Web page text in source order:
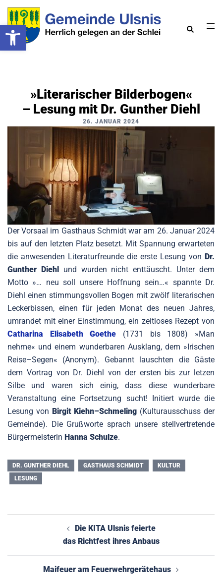
Zum
Inhalt
springen
Suche
»Literarischer Bilderbogen«
– Lesung mit Dr. Gunther Diehl
26. JANUAR 2024
Der Vorsaal im Gasthaus Schmidt war am 26. Januar 2024
bis auf den letzten Platz besetzt. Mit Spannung erwarteten
die anwesenden Literaturfreunde die erste Lesung von Dr.
Gunther Diehlund wurden nicht enttäuscht. Unter dem
Motto »… neu soll unsere Hoffnung sein…« spannte Dr.
Diehl einen stimmungsvollen Bogen mit zwölf literarischen
Leckerbissen, einen für jeden Monat des neuen Jahres,
umrandet mit einer Einstimmung, ein zeitloses Rezept von
Catharina Elisabeth Goethe (1731 bis 1808) »Man
nehme« und einem wunderbaren Ausklang, dem »Irischen
Reise–Segen« (Anonym). Gebannt lauschten die Gäste
dem Vortrag von Dr. Diehl von der ersten bis zur letzen
Silbe und waren sich einig, dass diese wunderbare
Veranstaltung eine Fortsetzung sucht! Initiert wurde die
Lesung von Birgit Kiehn–Schmeling (Kulturausschuss der
Gemeinde). Die Grußworte sprach unsere stellvertretende
Bürgermeisterin Hanna Schulze.
DR. GUNTHER DIEHL GASTHAUS SCHMIDT
KULTUR
LESUNG
BeitragsnavigationDie KITA Ulsnis feierte
das Richtfest ihres Anbaus
Maifeuer am Feuerwehrgerätehaus
Werkzeugleiste öffnen